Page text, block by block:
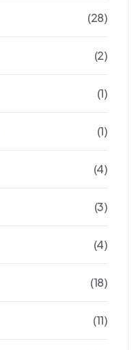
(28)
(2)
(1)
(1)
(4)
(3)
(4)
(18)
(11)